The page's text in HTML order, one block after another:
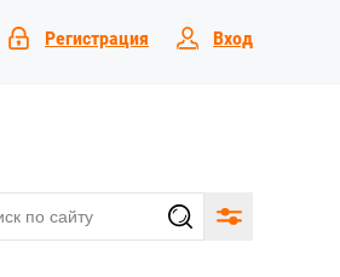
Регистрация Вход